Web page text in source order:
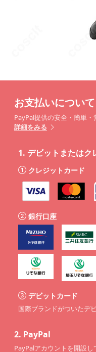
お支払いについて
PayPal提供の安全・簡単・
詳細をみる
1. デビットまたはク
クレジットカード
銀行口座
デビットカード
国際ブランドがついたデ
2. PayPal
PayPalアカウントを開設